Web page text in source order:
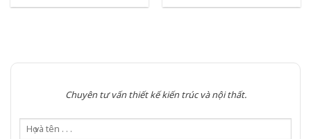
Chuyên tư vấn thiết kế kiến trúc và nội thất.